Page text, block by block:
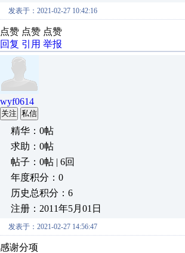
发表于：2021-02-27 10:42:16
点赞 点赞 点赞
回复 引用 举报
wyf0614
关注 私信
精华：0帖
求助：0帖
帖子：0帖 | 6回
年度积分：0
历史总积分：6
注册：2011年5月01日
发表于：2021-02-27 14:56:47
感谢分项